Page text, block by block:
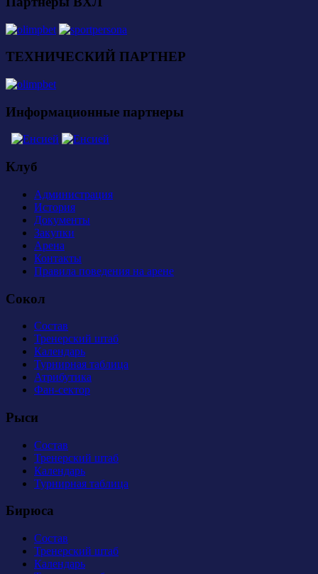
ТЕХНИЧЕСКИЙ ПАРТНЕР
Информационные партнеры
Клуб
Администрация
История
Документы
Закупки
Арена
Контакты
Правила поведения на арене
Сокол
Состав
Тренерский штаб
Календарь
Турнирная таблица
Атрибутика
Фан-сектор
Рыси
Состав
Тренерский штаб
Календарь
Турнирная таблица
Бирюса
Состав
Тренерский штаб
Календарь